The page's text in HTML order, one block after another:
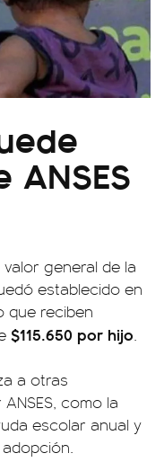
ANSES
general de la
establecido en
que reciben
$115.650 por hijo
a otras
como la
escolar anual y